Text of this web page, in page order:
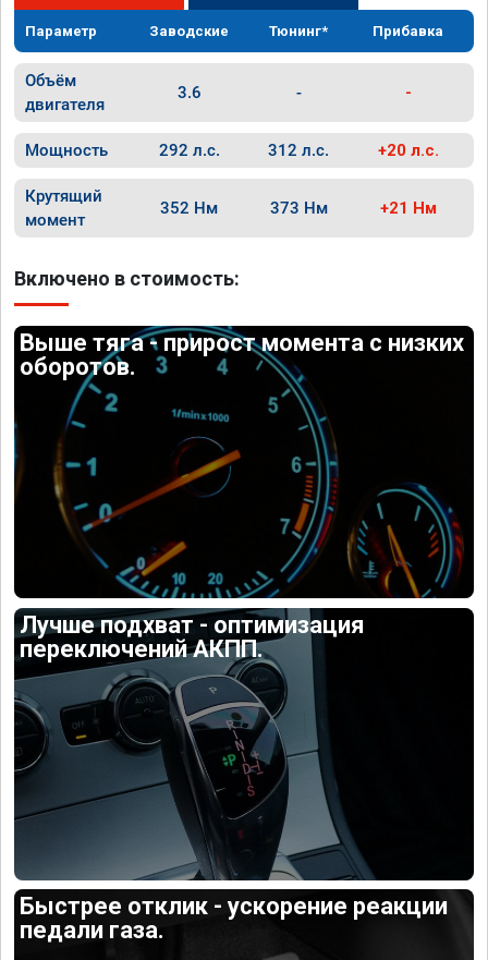
Параметр Заводские Тюнинг* Прибавка
Объём
двигателя
3.6 - -
Мощность 292 л.с. 312 л.с. +20 л.с.
Крутящий
момент
352 Нм 373 Нм +21 Нм
Включено в стоимость:
Выше тяга - прирост момента с низких
оборотов.
Лучше подхват - оптимизация
переключений АКПП.
Быстрее отклик - ускорение реакции
педали газа.